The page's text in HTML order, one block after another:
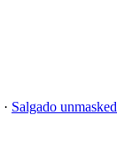
· Salgado unmasked